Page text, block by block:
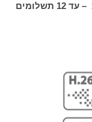
אחריות שנתיים – המחירים כוללים מע"מ – עד 12 תשלומים